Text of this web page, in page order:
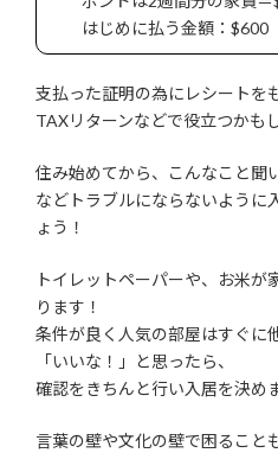
はじめに払う金額：$600
支払った証明の為にレシートを
TAXリターンなどで役立つかも
住み始めてから、こんなこと聞
などトラブルにならないように
ょう！
トイレットペーパーや、お米が
ります！
条件が良く人気の部屋はすぐに
「いいな！」と思ったら、
確認をきちんと行い入居を決め
言葉の壁や文化の壁で困ること